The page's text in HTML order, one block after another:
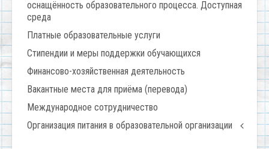
оснащённость образовательного процесса. Доступная
среда
Платные образовательные услуги
Стипендии и меры поддержки обучающихся
Финансово-хозяйственная деятельность
Вакантные места для приёма (перевода)
Международное сотрудничество
Организация питания в образовательной организации